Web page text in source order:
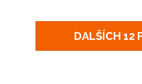
DALŠÍCH 12